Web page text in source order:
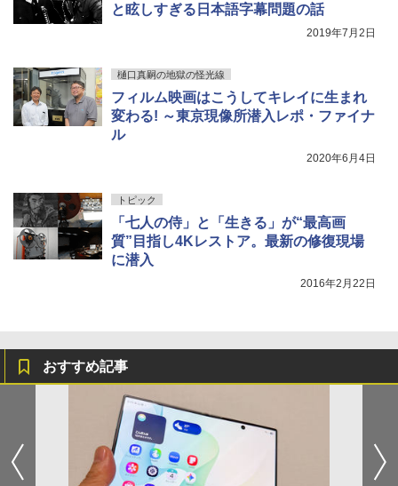
と眩しすぎる日本語字幕問題の話
2019年7月2日
樋口真嗣の地獄の怪光線
フィルム映画はこうしてキレイに生まれ
変わる! ～東京現像所潜入レポ・ファイナ
ル
2020年6月4日
トピック
「七人の侍」と「生きる」が“最高画
質”目指し4Kレストア。最新の修復現場
に潜入
2016年2月22日
おすすめ記事